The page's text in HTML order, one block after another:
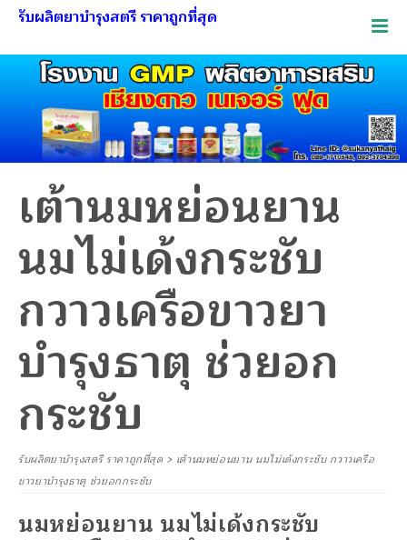
รับผลิตยาบำรุงสตรี ราคาถูกที่สุด
เต้านมหย่อนยาน
นมไม่เด้งกระชับ
กวาวเครือขาวยา
บำรุงธาตุ ช่วยอก
กระชับ
รับผลิตยาบำรุงสตรี ราคาถูกที่สุด > เต้านมหย่อนยาน นมไม่เด้งกระชับ กวาวเครือ
ขาวยาบำรุงธาตุ ช่วยอกกระชับ
นมหย่อนยาน นมไม่เด้งกระชับ